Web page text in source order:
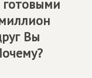
готовыми
Вы